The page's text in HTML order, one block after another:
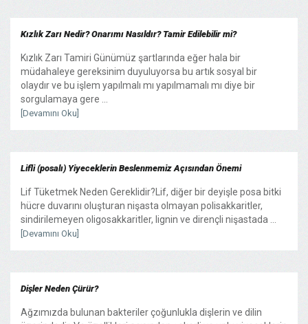
Kızlık Zarı Nedir? Onarımı Nasıldır? Tamir Edilebilir mi?
Kızlık Zarı Tamiri Günümüz şartlarında eğer hala bir
müdahaleye gereksinim duyuluyorsa bu artık sosyal bir
olaydır ve bu işlem yapılmalı mı yapılmamalı mı diye bir
sorgulamaya gere ...
[Devamını Oku]
Lifli (posalı) Yiyeceklerin Beslenmemiz Açısından Önemi
Lif Tüketmek Neden Gereklidir?Lif, diğer bir deyişle posa bitki
hücre duvarını oluşturan nişasta olmayan polisakkaritler,
sindirilemeyen oligosakkaritler, lignin ve dirençli nişastada ...
[Devamını Oku]
Dişler Neden Çürür?
Ağzımızda bulunan bakteriler çoğunlukla dişlerin ve dilin